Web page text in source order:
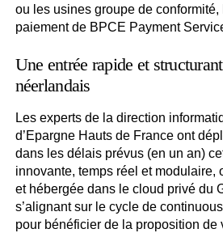
ou les usines groupe de
paiement de BPCE Payment
Une entrée rapide et
néerlandais
Les experts de la direction
d’Epargne Hauts de France ont
dans les délais prévus (en un an)
innovante, temps réel et modulaire,
et hébergée dans le cloud privé du
s’alignant sur le cycle de
pour bénéficier de la proposition de